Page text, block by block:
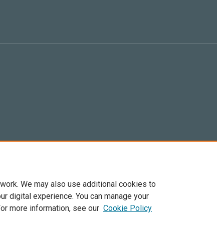
sus licenciantes y colaboradores. Se reservan todos los derechos,
We may also use additional cookies to
digital experience. You can manage your
more information, see our Cookie Policy